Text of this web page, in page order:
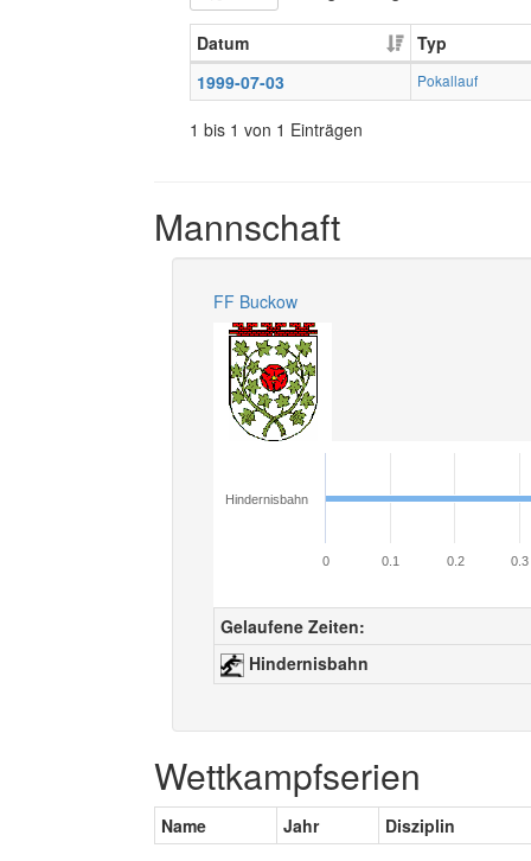
Datum
Typ
1999-07-03
Pokallauf
1 bis 1 von 1 Einträgen
Mannschaft
FF Buckow
Hindernisbahn
0 0.1 0.2 0.3
Gelaufene Zeiten:
Hindernisbahn
Wettkampfserien
Name Jahr Disziplin